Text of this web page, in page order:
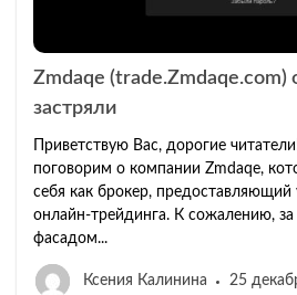
Zmdaqe (trade.Zmdaqe.com)
застряли
Приветствую Вас, дорогие
поговорим о компании Zmdaqe,
себя как брокер, предоставляющий
онлайн-трейдинга. К сожалению,
фасадом...
Ксения Калинина 25